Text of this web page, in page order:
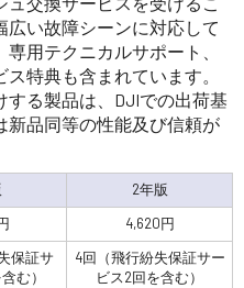
広い故障シーンに対応して
用テクニカルサポート、
特典も含まれています。
する製品は、DJIでの出荷基
新品同等の性能及び信頼が
2年版
4,620円
保証サ
む）
4回（飛行紛失保証サー
ビス2回を含む）